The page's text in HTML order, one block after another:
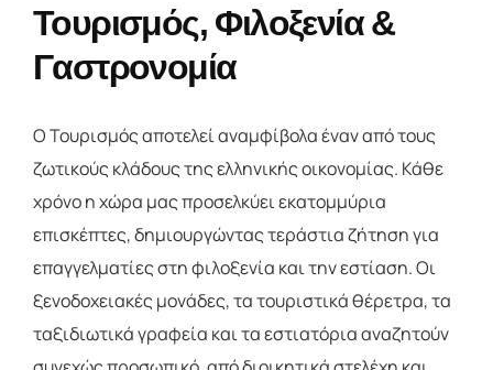
Τουρισμός, Φιλοξενία &
Γαστρονομία
Ο Τουρισμός αποτελεί αναμφίβολα έναν από τους
ζωτικούς κλάδους της ελληνικής οικονομίας. Κάθε
χρόνο η χώρα μας προσελκύει εκατομμύρια
επισκέπτες, δημιουργώντας τεράστια ζήτηση για
επαγγελματίες στη φιλοξενία και την εστίαση. Οι
ξενοδοχειακές μονάδες, τα τουριστικά θέρετρα, τα
ταξιδιωτικά γραφεία και τα εστιατόρια αναζητούν